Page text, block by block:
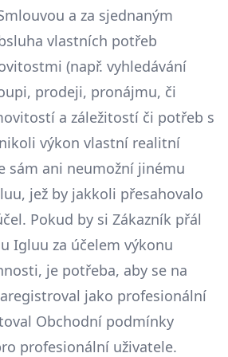
a za sjednaným
vlastních potřeb
(např. vyhledávání
prodeji, pronájmu, či
a záležitostí či potřeb s
výkon vlastní realitní
sám ani neumožní jinému
jež by jakkoli přesahovalo
Pokud by si Zákazník přál
Igluu za účelem výkonu
je potřeba, aby se na
jako profesionální
Obchodní podmínky
profesionální uživatele.